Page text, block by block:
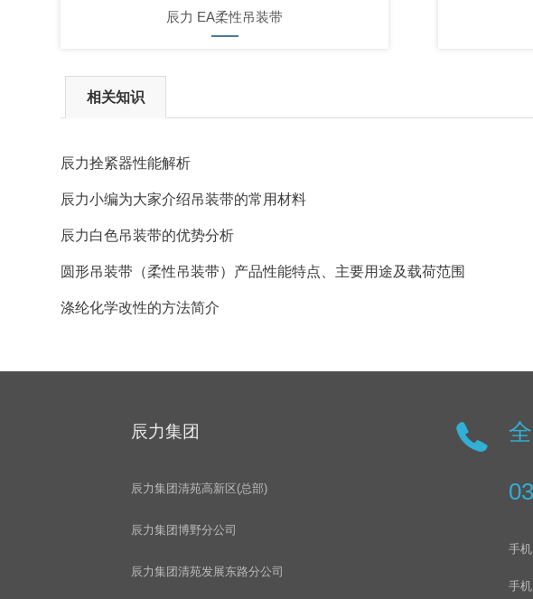
辰力 EA柔性吊装带
相关知识
辰力拴紧器性能解析
辰力小编为大家介绍吊装带的常用材料
辰力白色吊装带的优势分析
圆形吊装带（柔性吊装带）产品性能特点、主要用途及载荷范围
涤纶化学改性的方法简介
辰力集团
辰力集团清苑高新区(总部)
辰力集团博野分公司
辰力集团清苑发展东路分公司
手
手